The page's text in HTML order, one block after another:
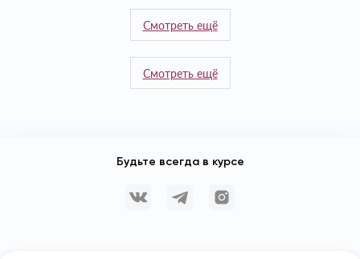
Смотреть ещё
Смотреть ещё
Будьте всегда в курсе